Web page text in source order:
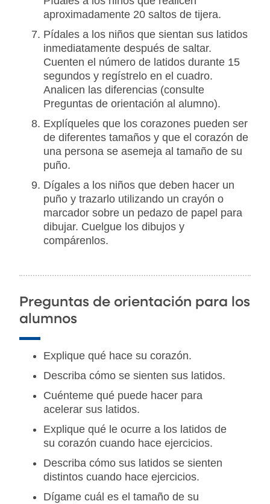
aproximadamente 20 saltos de tijera.
Pídales a los niños que sientan sus latidos
inmediatamente después de saltar.
Cuenten el número de latidos durante 15
segundos y regístrelo en el cuadro.
Analicen las diferencias (consulte
Preguntas de orientación al alumno).
Explíqueles que los corazones pueden ser
de diferentes tamaños y que el corazón de
una persona se asemeja al tamaño de su
puño.
Dígales a los niños que deben hacer un
puño y trazarlo utilizando un crayón o
marcador sobre un pedazo de papel para
dibujar. Cuelgue los dibujos y
compárenlos.
Preguntas de orientación para los
alumnos
Explique qué hace su corazón.
Describa cómo se sienten sus latidos.
Cuénteme qué puede hacer para
acelerar sus latidos.
Explique qué le ocurre a los latidos de
su corazón cuando hace ejercicios.
Describa cómo sus latidos se sienten
distintos cuando hace ejercicios.
Dígame cuál es el tamaño de su